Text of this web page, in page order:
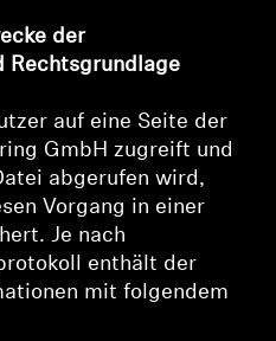
der
Rechtsgrundlage
auf eine Seite der
GmbH zugreift und
abgerufen wird,
Vorgang in einer
Je nach
enthält der
mit folgendem